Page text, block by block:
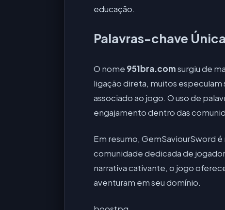
educação.
Palavras-chave
O nome 951bra.comsurgiu de
ligação direta, muitos
associado ao jogo. O uso de
engajamento dentro das
Em resumo, GemSaviourSword
comunidade dedicada de
narrativa cativante, o jogo
aventuram em seu domínio.